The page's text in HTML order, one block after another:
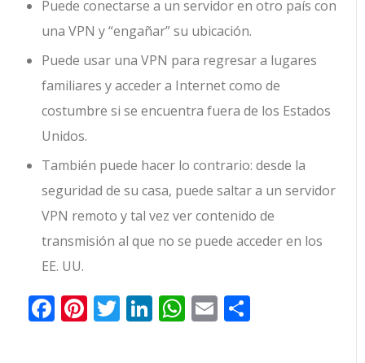
Puede conectarse a un servidor en otro país con
una VPN y “engañar” su ubicación.
Puede usar una VPN para regresar a lugares
familiares y acceder a Internet como de
costumbre si se encuentra fuera de los Estados
Unidos.
También puede hacer lo contrario: desde la
seguridad de su casa, puede saltar a un servidor
VPN remoto y tal vez ver contenido de
transmisión al que no se puede acceder en los
EE. UU.
Facebook
Pinterest
Twitter
LinkedIn
WhatsApp
Email